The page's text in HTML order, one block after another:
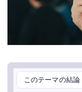
このテーマの結論